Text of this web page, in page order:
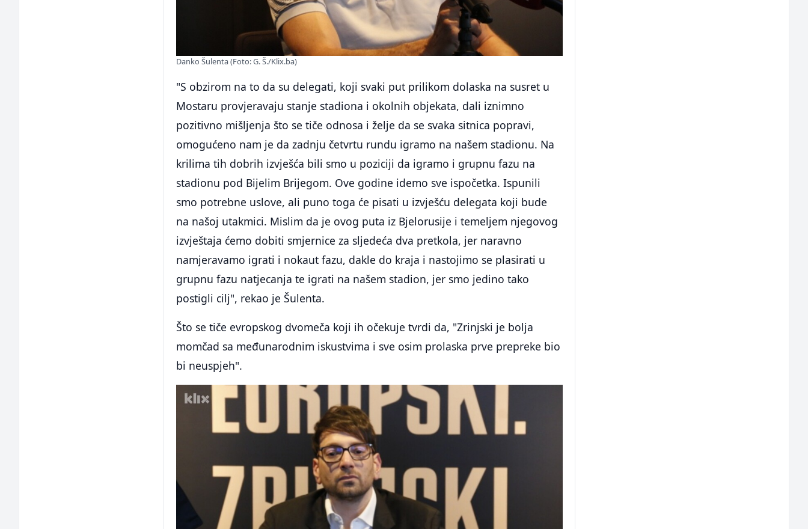
Danko Šulenta (Foto: G. Š./Klix.ba)
"S obzirom na to da su delegati, koji svaki put prilikom dolaska na susret u
Mostaru provjeravaju stanje stadiona i okolnih objekata, dali iznimno
pozitivno mišljenja što se tiče odnosa i želje da se svaka sitnica popravi,
omogućeno nam je da zadnju četvrtu rundu igramo na našem stadionu. Na
krilima tih dobrih izvješća bili smo u poziciji da igramo i grupnu fazu na
stadionu pod Bijelim Brijegom. Ove godine idemo sve ispočetka. Ispunili
smo potrebne uslove, ali puno toga će pisati u izvješću delegata koji bude
na našoj utakmici. Mislim da je ovog puta iz Bjelorusije i temeljem njegovog
izvještaja ćemo dobiti smjernice za sljedeća dva pretkola, jer naravno
namjeravamo igrati i nokaut fazu, dakle do kraja i nastojimo se plasirati u
grupnu fazu natjecanja te igrati na našem stadion, jer smo jedino tako
postigli cilj", rekao je Šulenta.
Što se tiče evropskog dvomeča koji ih očekuje tvrdi da, "Zrinjski je bolja
momčad sa međunarodnim iskustvima i sve osim prolaska prve prepreke bio
bi neuspjeh".